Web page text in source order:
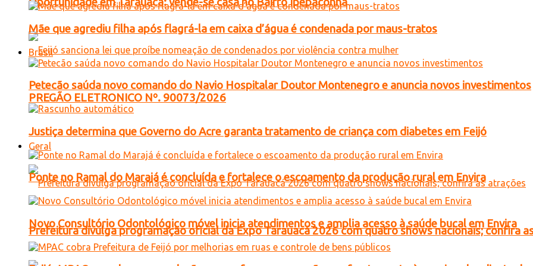
PREGÃO ELETRONICO Nº. 90073/2026
Geral
Prefeitura divulga programação oficial da Expo Tarauacá 2026 com quatro shows nacionais; confira
Mãe que agrediu filha após flagrá-la em caixa d’água é condenada por maus-tratos
Brasil
Petecão saúda novo comando do Navio Hospitalar Doutor Montenegro e anuncia novos investimentos
Justiça determina que Governo do Acre garanta tratamento de criança com diabetes em Feijó
Ponte no Ramal do Marajá é concluída e fortalece o escoamento da produção rural em Envira
Novo Consultório Odontológico móvel inicia atendimentos e amplia acesso à saúde bucal em Envira